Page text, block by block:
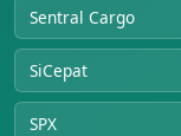
Sentral Cargo
SiCepat
SPX